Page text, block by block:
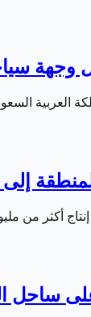
بين جمال الطبيعة
المنطقة
أكثر من
ساحل